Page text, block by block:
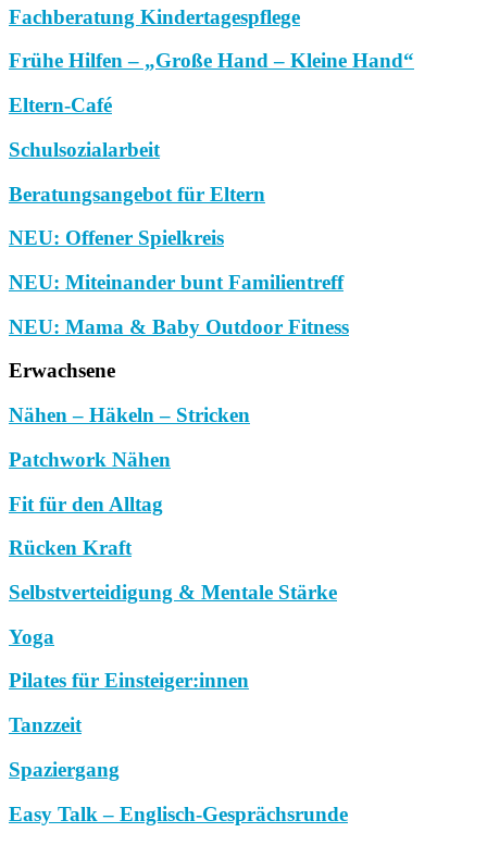
Fachberatung Kindertagespflege
Frühe Hilfen – „Große Hand – Kleine Hand“
Eltern-Café
Schulsozialarbeit
Beratungsangebot für Eltern
NEU: Offener Spielkreis
NEU: Miteinander bunt Familientreff
NEU: Mama & Baby Outdoor Fitness
Erwachsene
Nähen – Häkeln – Stricken
Patchwork Nähen
Fit für den Alltag
Rücken Kraft
Selbstverteidigung & Mentale Stärke
Yoga
Pilates für Einsteiger:innen
Tanzzeit
Spaziergang
Easy Talk – Englisch-Gesprächsrunde